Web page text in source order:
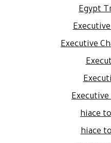
Egypt
Executive
hiace
hiace